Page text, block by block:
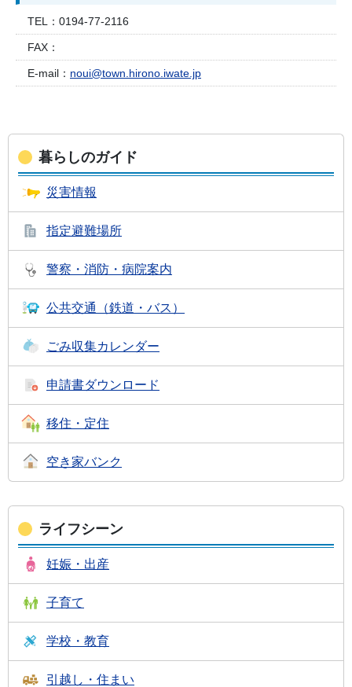
TEL： 0194-77-2116
FAX：
E-mail： noui@town.hirono.iwate.jp
暮らしのガイド
災害情報
指定避難場所
警察・消防・ 病院案内
公共交通 （鉄道・バス）
ごみ収集カレンダー
申請書ダウンロード
移住・定住
空き家バンク
ライフシーン
妊娠・出産
子育て
学校・教育
引越し・住まい